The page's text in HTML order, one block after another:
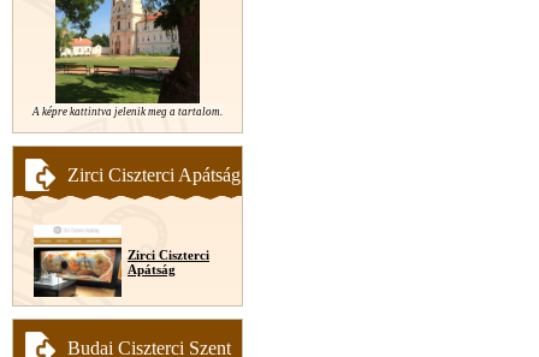
A képre kattintva jelenik meg a tartalom.
Zirci Ciszterci Apátság
Zirci Ciszterci
Apátság
Budai Ciszterci Szent